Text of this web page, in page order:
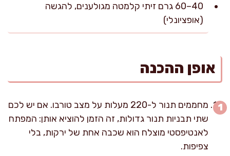
40–60 גרם זיתי קלמטה מגולענים, להגשה
(אופציונלי)
אופן ההכנה
מחממים תנור ל-220 מעלות על מצב טורבו. אם יש לכם
שתי תבניות תנור גדולות, זה הזמן להוציא אותן: המפתח
לאנטיפסטי מוצלח הוא שכבה אחת של ירקות, בלי
צפיפות.